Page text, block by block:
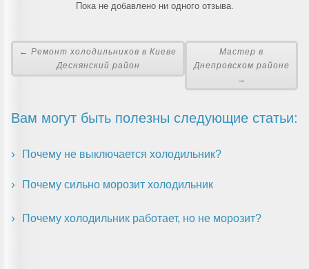
Пока не добавлено ни одного отзыва.
← Ремонт холодильников в Киеве
Деснянский район
Мастер в
Днепровском районе
→
Вам могут быть полезны следующие статьи:
Почему не выключается холодильник?
Почему сильно морозит холодильник
Почему холодильник работает, но не морозит?